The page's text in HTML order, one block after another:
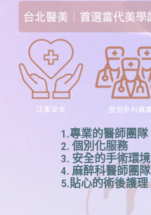
1.專業的醫師團隊
2. 個別化服務
3. 安全的手術環境
4. 麻醉科醫師團隊
5.貼心的術後護理